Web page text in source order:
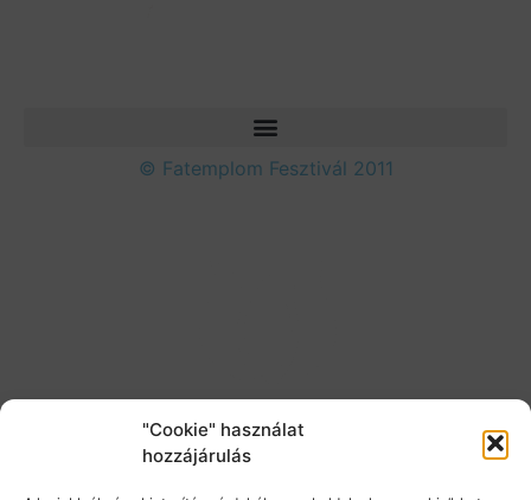
"Cookie" használat
hozzájárulás
© Fatemplom Fesztivál 2011